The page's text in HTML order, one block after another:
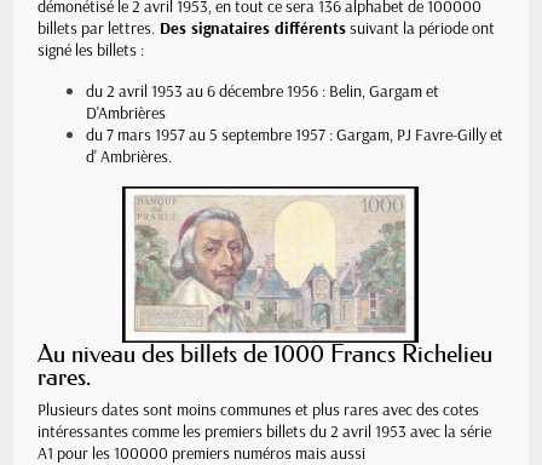
démonétisé le 2 avril 1953, en tout ce sera 136 alphabet de 100000
billets par lettres. Des signataires différentssuivant la période ont
signé les billets :
du 2 avril 1953 au 6 décembre 1956 : Belin, Gargam et
D'Ambrières
du 7 mars 1957 au 5 septembre 1957 : Gargam, PJ Favre-Gilly et
d' Ambrières.
Au niveau des billets de 1000 Francs Richelieu
rares.
Plusieurs dates sont moins communes et plus rares avec des cotes
intéressantes comme les premiers billets du 2 avril 1953 avec la série
A1 pour les 100000 premiers numéros mais aussi